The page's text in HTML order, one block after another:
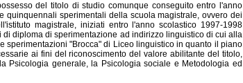
del titolo di studio comunque conseguito entro l'anno
quinquennali sperimentali della scuola magistrale, ovvero dei
magistrale, iniziati entro l'anno scolastico 1997-1998
diploma di sperimentazione ad indirizzo linguistico di cui alla
sperimentazioni "Brocca" di Liceo linguistico in quanto il piano
ai fini del riconoscimento del valore abilitante del titolo,
Psicologia generale, la Psicologia sociale e Metodologia ed